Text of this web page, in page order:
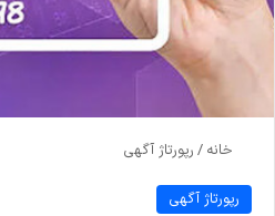
خانه / رپورتاژ آگهی
رپورتاژ آگهی